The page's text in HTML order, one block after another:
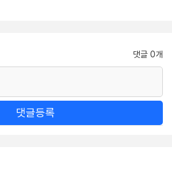
댓글 0개
댓글등록